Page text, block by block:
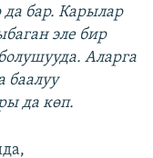
да бар. Карылар
эле бир
Аларга
баалуу
да көп.